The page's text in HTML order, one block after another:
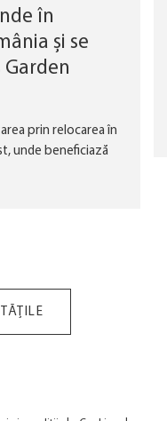
în
și se
Garden
prin relocarea în
unde beneficiază